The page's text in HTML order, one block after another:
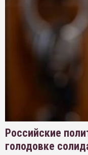
Российские
голодовке